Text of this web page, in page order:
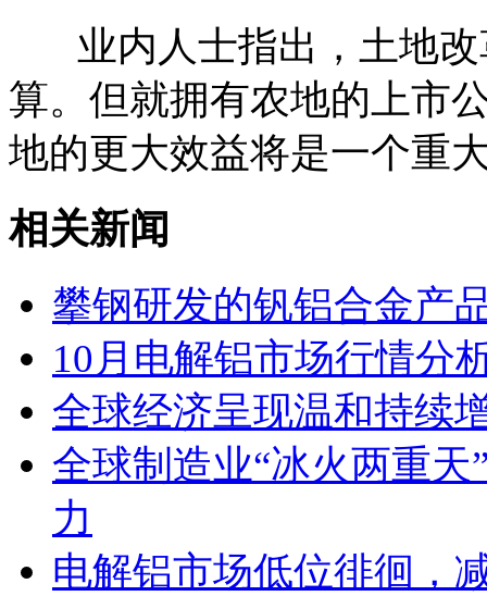
业内人士指出，土地改
算。但就拥有农地的上市
地的更大效益将是一个重
相关新闻
攀钢研发的钒铝合金产
10月电解铝市场行情分
全球经济呈现温和持续
全球制造业“冰火两重
力
电解铝市场低位徘徊，